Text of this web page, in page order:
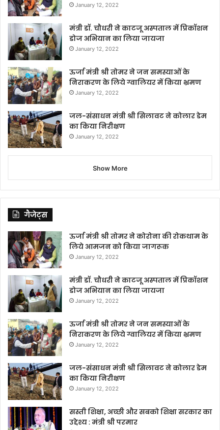
January 12, 2022
मंत्री डॉ. चौधरी ने काटजू अस्पताल में प्रिकॉशन
डोज अभियान का लिया जायजा
January 12, 2022
ऊर्जा मंत्री श्री तोमर ने जन समस्याओं के
निराकरण के लिये ग्वालियर में किया भ्रमण
January 12, 2022
जल-संसाधन मंत्री श्री सिलावट ने कोलार डेम
का किया निरीक्षण
January 12, 2022
Show More
गैजेट्स
ऊर्जा मंत्री श्री तोमर ने कोरोना की रोकथाम के
लिये आमजन को किया जागरूक
January 12, 2022
मंत्री डॉ. चौधरी ने काटजू अस्पताल में प्रिकॉशन
डोज अभियान का लिया जायजा
January 12, 2022
ऊर्जा मंत्री श्री तोमर ने जन समस्याओं के
निराकरण के लिये ग्वालियर में किया भ्रमण
January 12, 2022
जल-संसाधन मंत्री श्री सिलावट ने कोलार डेम
का किया निरीक्षण
January 12, 2022
सस्ती शिक्षा, अच्छी और सबको शिक्षा सरकार का
उद्देश्य : मंत्री श्री परमार